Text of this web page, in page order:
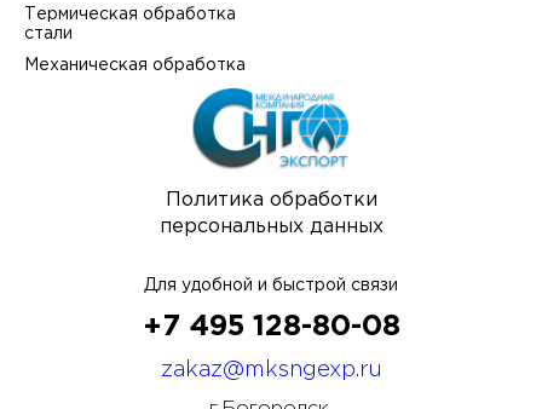
Политика обработки
персональных данных
Термическая обработка
стали
Механическая обработка
Для удобной и быстрой связи
+7 495 128-80-08
zakaz@mksngexp.ru